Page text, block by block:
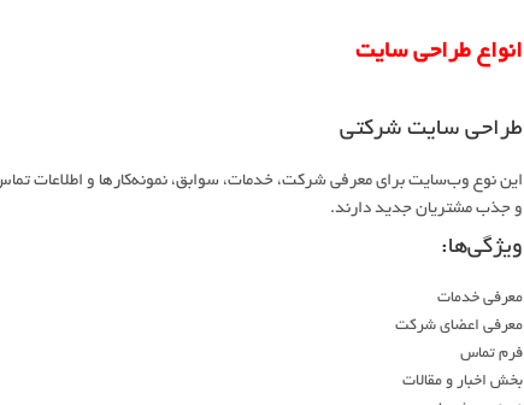
انواع طراحی سایت
طراحی سایت شرکتی
این نوع وب‌سایت برای معرفی شرکت، خدمات، سوابق، نمونه‌کارها و اطلاعات
و جذب مشتریان جدید دارند.
ویژگی‌ها:
معرفی خدمات
معرفی اعضای شرکت
فرم تماس
بخش اخبار و مقالات